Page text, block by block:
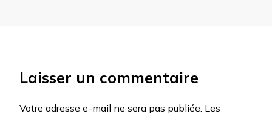
Laisser un commentaire
Votre adresse e-mail ne sera pas publiée. Les